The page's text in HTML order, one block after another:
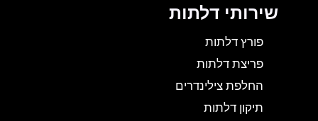
שירותי דלתות
פורץ דלתות
פריצת דלתות
החלפת צילינדרים
תיקון דלתות